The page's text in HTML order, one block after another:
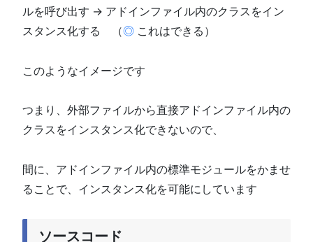
ルを呼び出す → アドインファイル内のクラスをイン
スタンス化する （◎ これはできる）
このようなイメージです
つまり、外部ファイルから直接アドインファイル内の
クラスをインスタンス化できないので、
間に、アドインファイル内の標準モジュールをかませ
ることで、インスタンス化を可能にしています
ソースコード